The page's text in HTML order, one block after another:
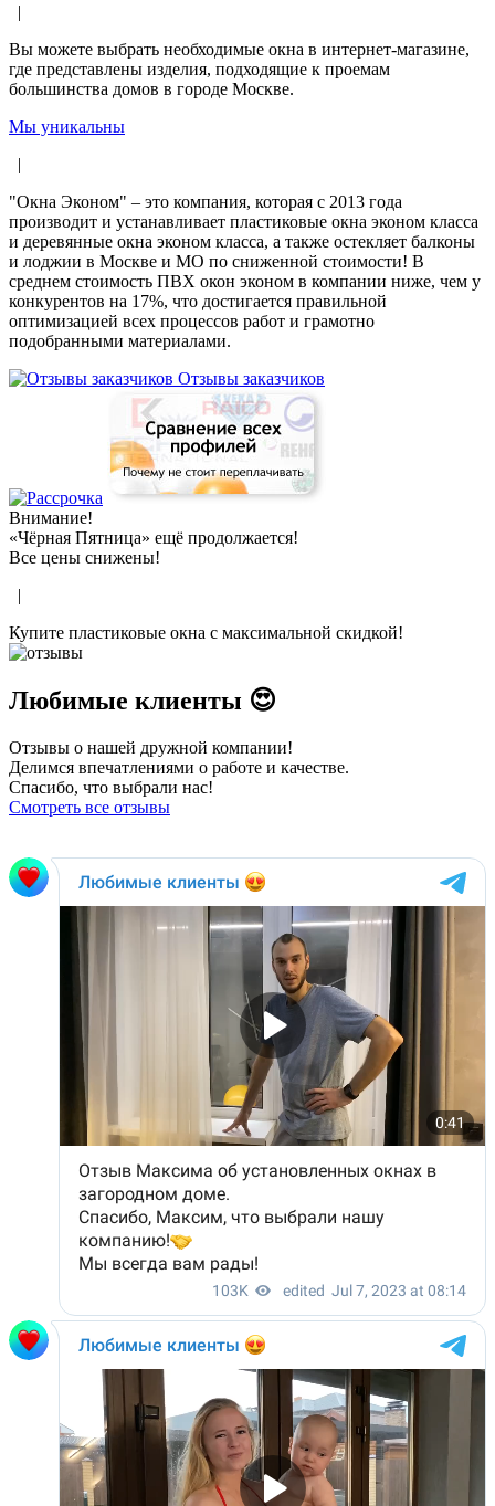
|
Вы можете выбрать необходимые окна в интернет-магазине,
где представлены изделия, подходящие к проемам
большинства домов в городе Москве.
Мы уникальны
|
"Окна Эконом" – это компания, которая с 2013 года
производит и устанавливает пластиковые окна эконом класса
и деревянные окна эконом класса, а также остекляет балконы
и лоджии в Москве и МО по сниженной стоимости! В
среднем стоимость ПВХ окон эконом в компании ниже, чем у
конкурентов на 17%, что достигается правильной
оптимизацией всех процессов работ и грамотно
подобранными материалами.
Отзывы заказчиков
Внимание!
«Чёрная Пятница» ещё продолжается!
Все цены снижены!
|
Купите пластиковые окна с максимальной скидкой!
Любимые клиенты 😍
Отзывы о нашей дружной компании!
Делимся впечатлениями о работе и качестве.
Спасибо, что выбрали нас!
Смотреть все отзывы